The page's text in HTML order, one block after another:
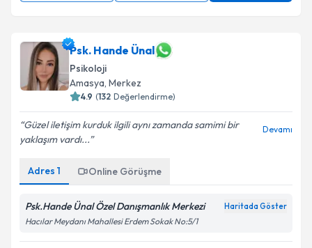
Psk. Hande Ünal
Psikoloji
Amasya, Merkez
4.9 (132 Değerlendirme)
Güzel iletişim kurduk ilgili aynı zamanda samimi bir
yaklaşım vardı...
Devamı
Adres 1 Online Görüşme
Psk.Hande Ünal Özel Danışmanlık Merkezi Haritada Göster
Hacılar Meydanı Mahallesi Erdem Sokak No:5/1